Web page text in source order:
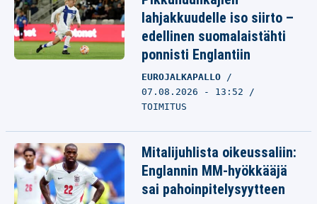
lahjakkuudelle iso siirto –
edellinen suomalaistähti
ponnisti Englantiin
EUROJALKAPALLO
07.08.2026 - 13:52
TOIMITUS
Mitalijuhlista oikeussaliin:
Englannin MM-hyökkääjä
sai pahoinpitelysyytteen